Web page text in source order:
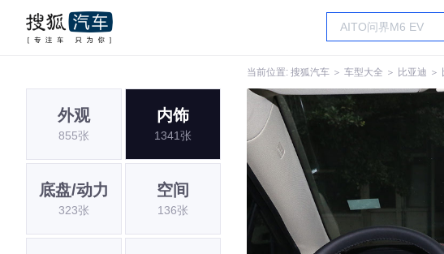
当前位置: 搜狐汽车 ＞ 车型大全 ＞ 比亚迪 ＞
外观
855张
内饰
1341张
底盘/动力
323张
空间
136张